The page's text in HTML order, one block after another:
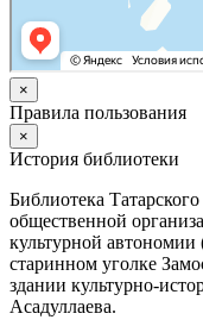
×
Правила пользования
×
История библиотеки
Библиотека
общественной
культурной
старинном уголке
здании культурно-
Асадуллаева.